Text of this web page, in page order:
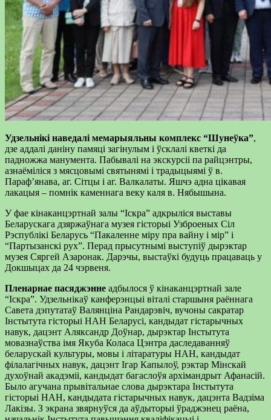
Удзельнікі наведалі мемарыяльны комплекс “Шунеўка”,
дзе аддалі даніну памяці загінулым і ўсклалі кветкі да
падножжа манумента. Пабывалі на экскурсіі па райцэнтры,
азнаёміліся з мясцовымі святынямі і традыцыямі ў в.
Параф’янава, аг. Сітцы і аг. Валкалаты. Яшчэ адна цікавая
лакацыя – помнік каменнага веку каля в. Нябышына.
У фае кінаканцэртнай залы “Іскра” адкрыліся выставы
Беларускага дзяржаўнага музея гісторыі Узброеных Сіл
Рэспублікі Беларусь “Пакаленне міру пра вайну і мір” і
“Партызанскі рух”. Перад прысутнымі выступіў дырэктар
музея Сяргей Азаронак. Дарэчы, выстаўкі будуць працаваць у
Докшыцах да 24 чэрвеня.
Пленарнае пасяджэнне адбылося ў кінаканцэртнай зале
“Іскра”. Удзельнікаў канферэнцыі віталі старшыня раённага
Савета дэпутатаў Валянціна Рандарэвіч, вучоны сакратар
Інстытута гісторыі НАН Беларусі, кандыдат гістарычных
навук, дацэнт Аляксандр Доўнар, дырэктар Інстытута
мовазнаўства імя Якуба Коласа Цэнтра даследаванняў
беларускай культуры, мовы і літаратуры НАН, кандыдат
філалагічных навук, дацэнт Ігар Капылоў, рэктар Мінскай
духоўнай акадэміі, кандыдат багаслоўя архімандрыт Афанасій.
Было агучана прывітальнае слова дырэктара Інстытута
гісторыі НАН, кандыдата гістарычных навук, дацэнта Вадзіма
Лакізы. З экрана звярнуўся да аўдыторыі ўраджэнец раёна,